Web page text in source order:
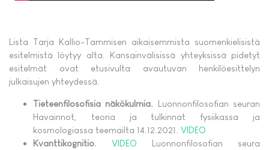
Lista Tarja Kallio-Tammisen aikaisemmista suomenkielisistä
esitelmistä löytyy alta. Kansainvälisissä yhteyksissä pidetyt
esitelmät ovat etusivulta avautuvan henkilöesittelyn
julkaisujen yhteydessä.
Tieteenfilosofisia näkökulmia. Luonnonfilosofian seuran
Havainnot, teoria ja tulkinnat fysiikassa ja
kosmologiassa teemailta 14.12.2021. VIDEO
Kvanttikognitio. VIDEO Luonnonfilosofian seura